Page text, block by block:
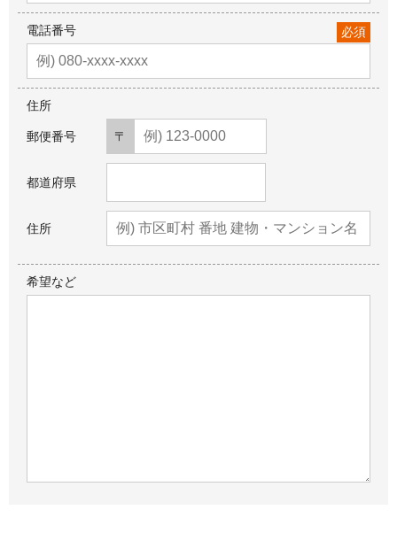
電話番号 必須
住所
郵便番号
都道府県
住所
希望など